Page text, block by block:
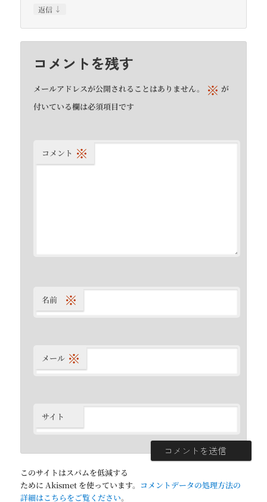
返信 ↓
コメントを残す
メールアドレスが公開されることはありません。 ※ が
付いている欄は必須項目です
コメント ※
名前 ※
メール ※
サイト
このサイトはスパムを低減する
ために Akismet を使っています。 コメントデータの処理方法の
詳細はこちらをご覧ください。